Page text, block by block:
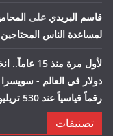
قاسم البريدي على
لمساعدة الناس
دولار في العالم -
رقماً قياسياً عند 530 تريليون دولار
تصنيفات